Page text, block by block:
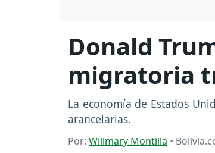
Donald
migratoria
La economía de Estados
arancelarias.
Por: Willmary Montilla •